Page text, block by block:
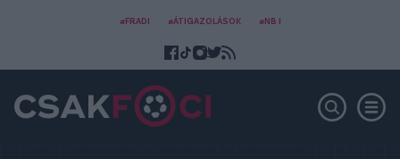
#FRADI #ÁTIGAZOLÁSOK #NB I